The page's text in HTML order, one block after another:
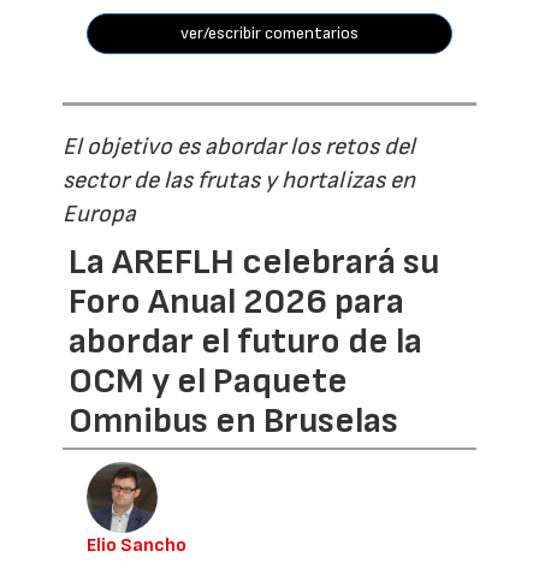
ver/escribir comentarios
El objetivo es abordar los retos del
sector de las frutas y hortalizas en
Europa
La AREFLH celebrará su
Foro Anual 2026 para
abordar el futuro de la
OCM y el Paquete
Omnibus en Bruselas
Elio Sancho